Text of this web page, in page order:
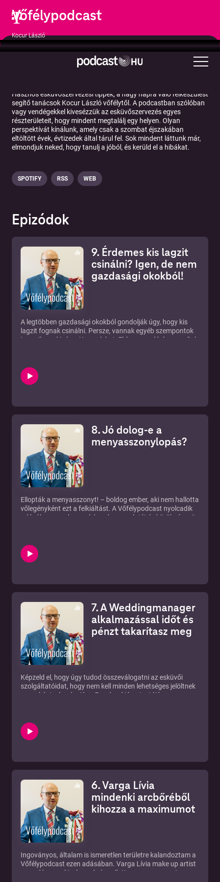
Vőfélypodcast
Kocur László
Kapcsolatok
Hasznos esküvőszervezési tippek, a nagy napra való felkészülést
segítő tanácsok Kocur László vőfélytől. A podcastban szólóban
vagy vendégekkel kivesézzük az esküvőszervezés egyes
részterületeit, hogy mindent megtalálj egy helyen. Olyan
perspektívát kínálunk, amely csak a szombat éjszakában
eltöltött évek, évtizedek által tárul fel. Sok mindent láttunk már,
elmondjuk neked, hogy tanulj a jóból, és kerüld el a hibákat.
SPOTIFY RSS WEB
Epizódok
9. Érdemes kis lagzit
csinálni? Igen, de nem
gazdasági okokból!
A legtöbben gazdasági okokból gondolják úgy, hogy kis
lagzit fognak csinálni. Persze, vannak egyéb szempontok
is, amikor a kis lagzi jogos lehet. Ebben az adásban segítek
8. Jó dolog-e a
menyasszonylopás?
Ellopták a menyasszonyt! – boldog ember, aki nem hallotta
vőlegényként ezt a felkiáltást. A Vőfélypodcast nyolcadik
adásában ennek a szokásnak az eredetét és körülményeit
már kifutóban van, még nem jártál a Pered-Nádszeg-
Mácséd háromszögben:) Örökzöld.
7. A Weddingmanager
alkalmazással időt és
pénzt takarítasz meg
Képzeld el, hogy úgy tudod összeválogatni az esküvői
szolgáltatóidat, hogy nem kell minden lehetséges jelöltnek
egyenként a honlapjára, Facebookjára, Instájára
a szolgáltatók bizonyos fokú előszűrését is elvégzi
helyetted, így már minősített csapatból válogathatsz. A
Weddingmanager marketing és sales vezetőjével, Kende
6. Varga Lívia
mindenki arcbőréből
kihozza a maximumot
Ingoványos, általam is ismeretlen területre kalandoztam a
Vőfélypodcast ezen adásában. Varga Lívia make up artist
a vendégem, akivel egyebek mellett a menyasszonyi